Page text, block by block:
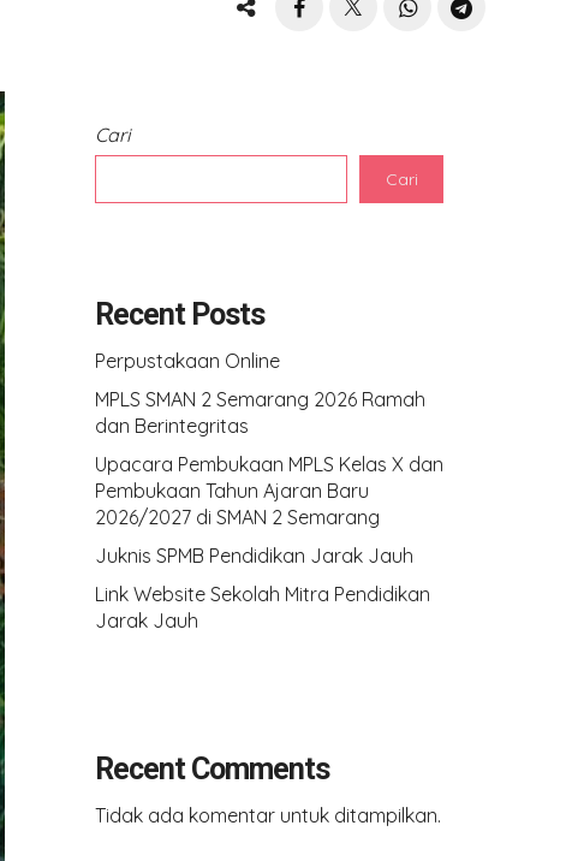
Cari
Cari
Recent Posts
Perpustakaan Online
MPLS SMAN 2 Semarang 2026 Ramah
dan Berintegritas
Upacara Pembukaan MPLS Kelas X dan
Pembukaan Tahun Ajaran Baru
2026/2027 di SMAN 2 Semarang
Juknis SPMB Pendidikan Jarak Jauh
Link Website Sekolah Mitra Pendidikan
Jarak Jauh
Recent Comments
Tidak ada komentar untuk ditampilkan.